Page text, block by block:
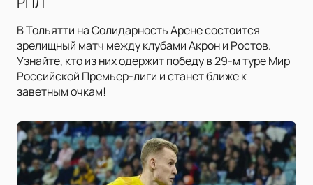
В Тольятти на Солидарность Арене состоится
зрелищный матч между клубами Акрон и Ростов.
Узнайте, кто из них одержит победу в 29-м туре Мир
Российской Премьер-лиги и станет ближе к
заветным очкам!